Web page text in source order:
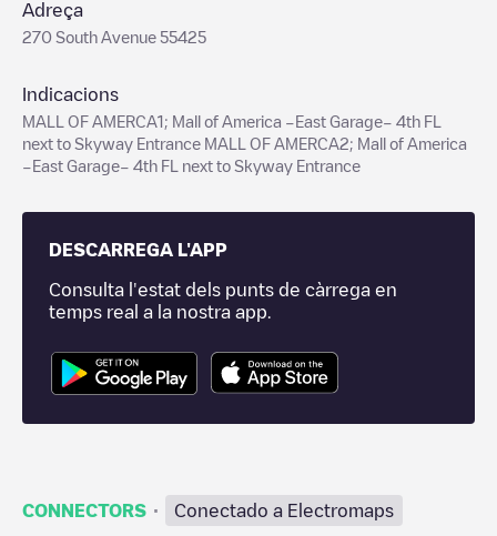
Adreça
270 South Avenue 55425
Indicacions
MALL OF AMERCA1; Mall of America –East Garage– 4th FL
next to Skyway Entrance MALL OF AMERCA2; Mall of America
–East Garage– 4th FL next to Skyway Entrance
DESCARREGA L'APP
Consulta l'estat dels punts de càrrega en
temps real a la nostra app.
CONNECTORS · Conectado a Electromaps